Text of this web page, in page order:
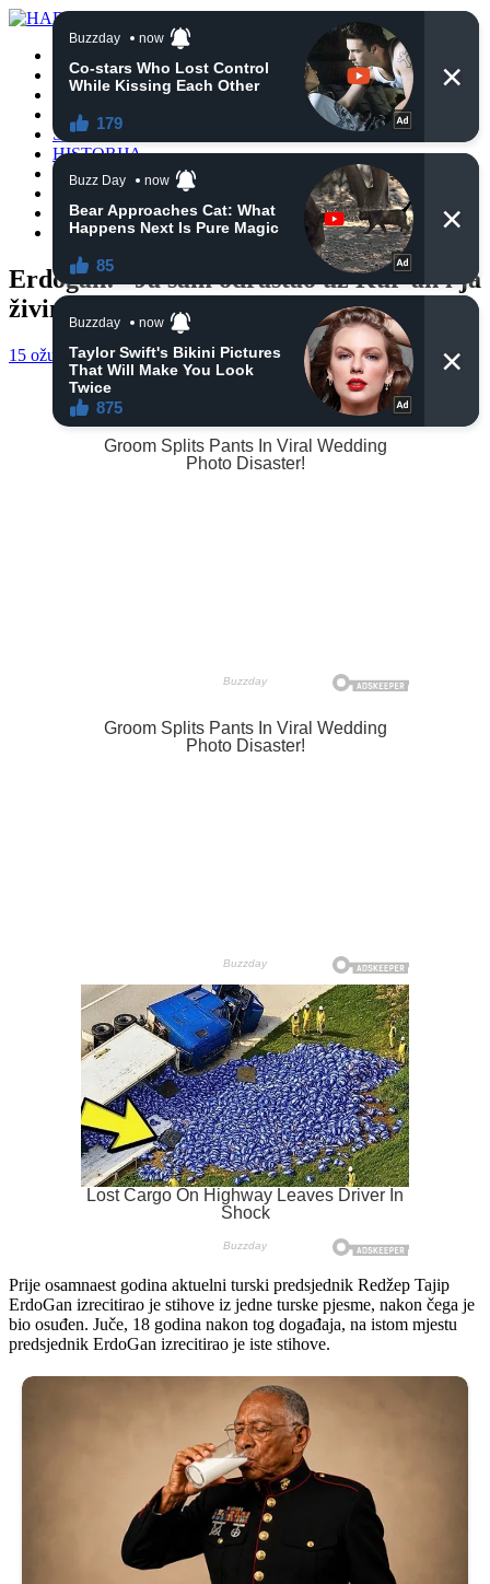
VIJESTI
BIH
TURSKA
SVIJET
HISTORIJA
RELIGIJA
ZANIMLJIVOSTI
CRNA HRONIKA
OBAVIJESTI
Erdogan: “Ja sam odrastao uz Kur’an i ja
živim Kur’an”
15 ožujka, 2021 haberhana POČETNA
Prije osamnaest godina aktuelni turski predsjednik Redžep Tajip
ErdoGan izrecitirao je stihove iz jedne turske pjesme, nakon čega je
bio osuđen. Juče, 18 godina nakon tog događaja, na istom mjestu
predsjednik ErdoGan izrecitirao je iste stihove.